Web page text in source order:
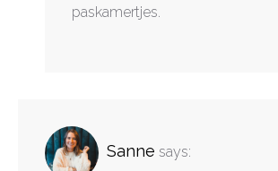
paskamertjes.
Sanne says: